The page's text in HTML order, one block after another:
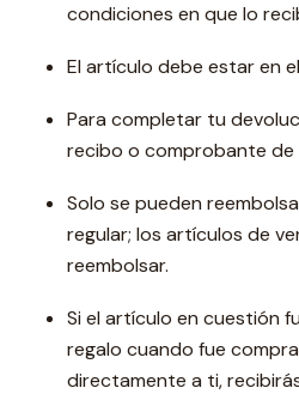
condiciones en que lo
El artículo debe estar en
Para completar tu
recibo o comprobante de
Solo se pueden
regular; los artículos de
reembolsar.
Si el artículo en cuestión
regalo cuando fue
directamente a ti,